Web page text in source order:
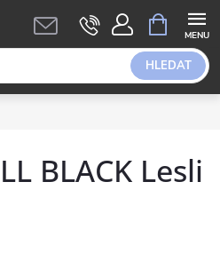
HLEDAT
NÁKUPNÍ
KOŠÍK
BLACK Lesli